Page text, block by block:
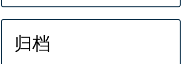
归档